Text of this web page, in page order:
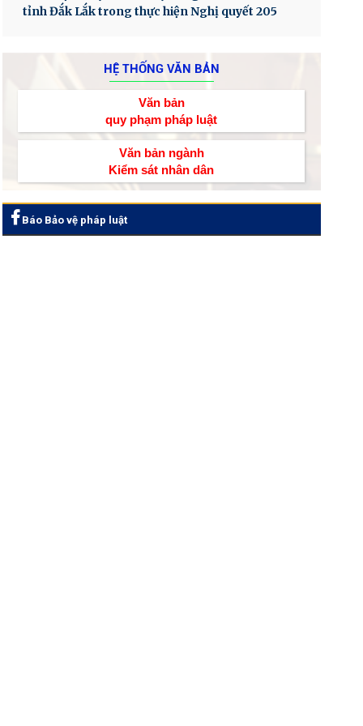
tỉnh Đắk Lắk trong thực hiện Nghị quyết 205
HỆ THỐNG VĂN BẢN
Văn bản
quy phạm pháp luật
Văn bản ngành
Kiểm sát nhân dân
Báo Bảo vệ pháp luật